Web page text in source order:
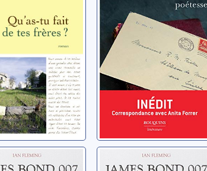
Rilke, Rainer Maria
Bond 007:
James Bond 007: